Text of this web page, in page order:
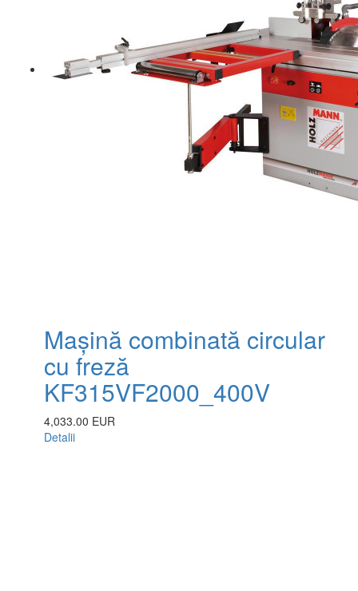
Mașină combinată circular
cu freză
KF315VF2000_400V
4,033.00 EUR
Detalii